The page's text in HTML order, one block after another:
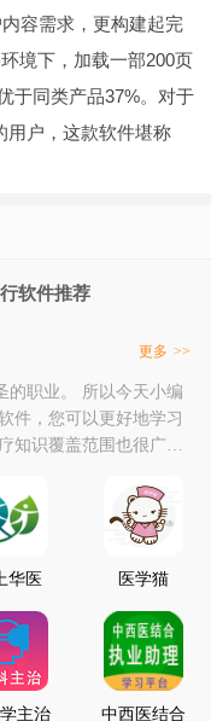
容需求，更构建起完
境下，加载一部200页
于同类产品37%。对于
用户，这款软件堪称
软件推荐
更多 >>
的职业。 所以今天小编
件，您可以更好地学习
知识覆盖范围也很广。
华医 医学猫
主治
中西医结合